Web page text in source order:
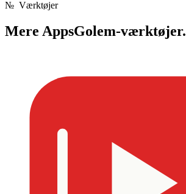
№ Værktøjer
Mere AppsGolem-værktøjer.